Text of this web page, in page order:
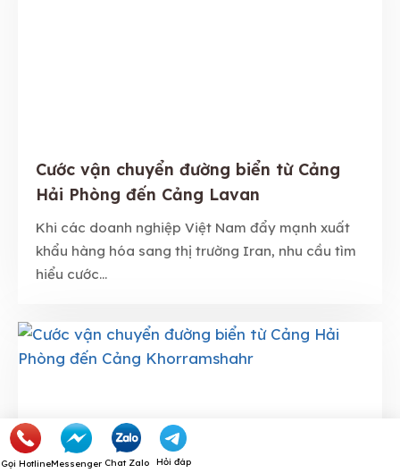
Cước vận chuyển đường biển từ Cảng
Hải Phòng đến Cảng Lavan
Khi các doanh nghiệp Việt Nam đẩy mạnh xuất
khẩu hàng hóa sang thị trường Iran, nhu cầu tìm
hiểu cước...
Gọi HotlineMessenger Chat Zalo Hỏi đáp